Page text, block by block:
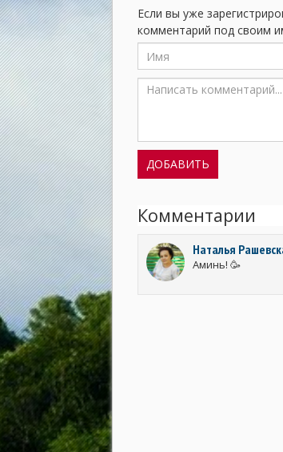
Если вы уже
комментарий под своим
Комментарии
Наталья
Аминь! 🥳